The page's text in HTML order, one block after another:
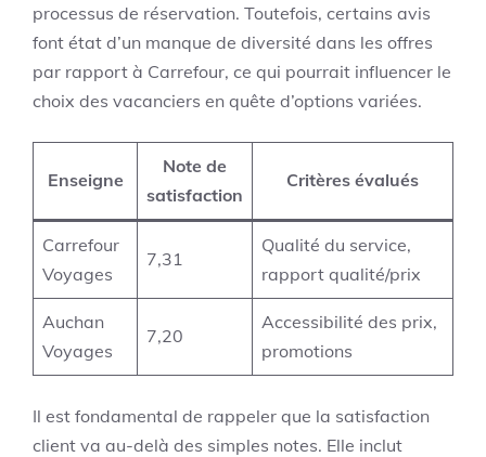
processus de réservation. Toutefois, certains avis
font état d’un manque de diversité dans les offres
par rapport à Carrefour, ce qui pourrait influencer le
choix des vacanciers en quête d’options variées.
Enseigne
Note de
satisfaction
Critères évalués
Carrefour
Voyages
7,31
Qualité du service,
rapport qualité/prix
Auchan
Voyages
7,20
Accessibilité des prix,
promotions
Il est fondamental de rappeler que la satisfaction
client va au-delà des simples notes. Elle inclut